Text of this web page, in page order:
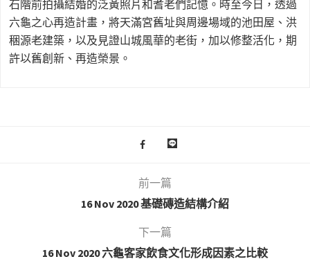
石階前拍攝結婚的泛黃照片和耆老們記憶。時至今日，透過
六龜之心再造計畫，將天滿宮舊址與周邊場域的池田屋、洪
稇源老建築，以及見證山城風華的老街，加以修整活化，期
許以舊創新、再造榮景。
前一篇
16 Nov 2020 基礎磚造結構介紹
下一篇
16 Nov 2020 六龜客家飲食文化形成因素之比較